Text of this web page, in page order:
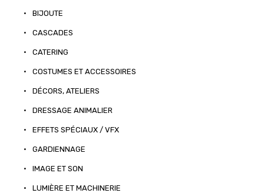
• BIJOUTE
• CASCADES
• CATERING
• COSTUMES ET ACCESSOIRES
• DÉCORS, ATELIERS
• DRESSAGE ANIMALIER
• EFFETS SPÉCIAUX / VFX
• GARDIENNAGE
• IMAGE ET SON
• LUMIÈRE ET MACHINERIE